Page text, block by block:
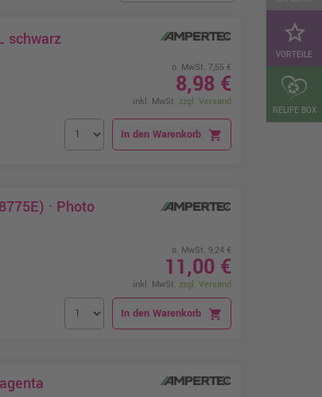
star_border
VORTEILE
RELIFE BOX
schwarz
o. MwSt. 7,55 €
8,98 €
inkl. MwSt. zzgl. Versand
In den Warenkorb shopping_cart
· Photo
o. MwSt. 9,24 €
11,00 €
inkl. MwSt. zzgl. Versand
In den Warenkorb shopping_cart